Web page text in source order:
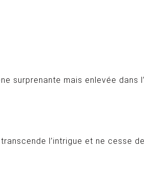
surprenante mais enlevée dans
l’intrigue et ne cesse